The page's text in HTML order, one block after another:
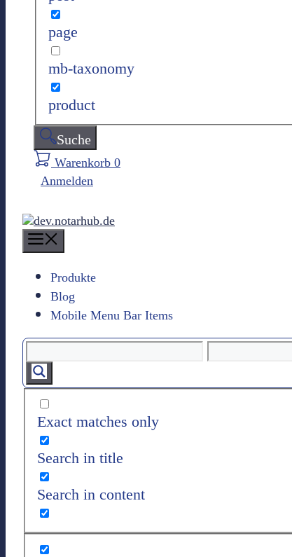
page
mb-taxonomy
product
Suche
Warenkorb 0
Anmelden
e
n
u
Produkte
Blog
Mobile Menu Bar Items
Exact matches only
Search in title
Search in content